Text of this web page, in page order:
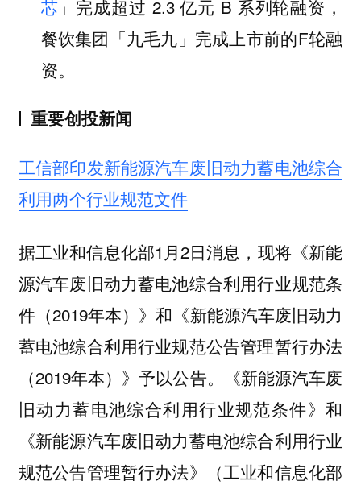
芯 」完成超过 2.3 亿元 B 系列轮融资，
餐饮集团「九毛九」完成上市前的F轮融
资。
重要创投新闻
工信部印发新能源汽车废旧动力蓄电池综合
利用两个行业规范文件
据工业和信息化部1月2日消息，现将《新能
源汽车废旧动力蓄电池综合利用行业规范条
件（2019年本）》和《新能源汽车废旧动力
蓄电池综合利用行业规范公告管理暂行办法
（2019年本）》予以公告。《新能源汽车废
旧动力蓄电池综合利用行业规范条件》和
《新能源汽车废旧动力蓄电池综合利用行业
规范公告管理暂行办法》（工业和信息化部